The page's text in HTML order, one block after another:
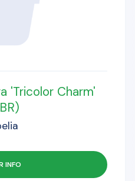
'Tricolor Charm'
INFO